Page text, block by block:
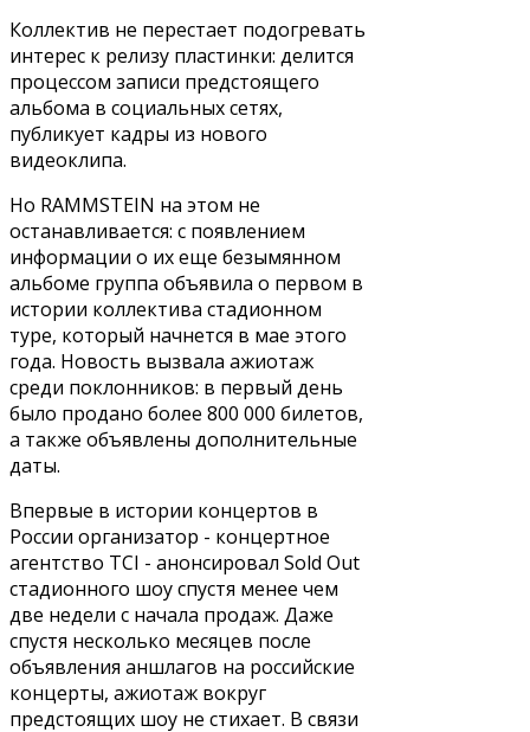
Коллектив не перестает подогревать
интерес к релизу пластинки: делится
процессом записи предстоящего
альбома в социальных сетях,
публикует кадры из нового
видеоклипа.
Но RAMMSTEIN на этом не
останавливается: с появлением
информации о их еще безымянном
альбоме группа объявила о первом в
истории коллектива стадионном
туре, который начнется в мае этого
года. Новость вызвала ажиотаж
среди поклонников: в первый день
было продано более 800 000 билетов,
а также объявлены дополнительные
даты.
Впервые в истории концертов в
России организатор - концертное
агентство TCI - анонсировал Sold Out
стадионного шоу спустя менее чем
две недели с начала продаж. Даже
спустя несколько месяцев после
объявления аншлагов на российские
концерты, ажиотаж вокруг
предстоящих шоу не стихает. В связи